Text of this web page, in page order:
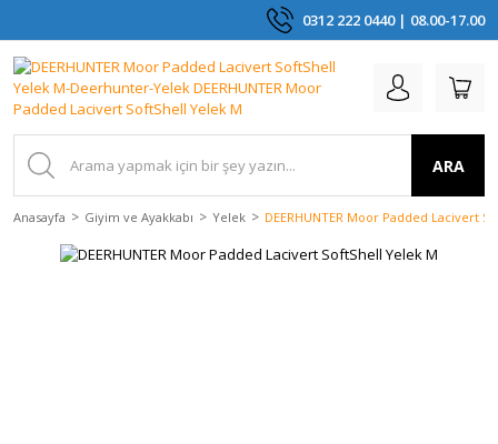
0312 222 0440 | 08.00-17.00
ARA
Anasayfa Giyim ve Ayakkabı Yelek DEERHUNTER Moor Padded Lacivert